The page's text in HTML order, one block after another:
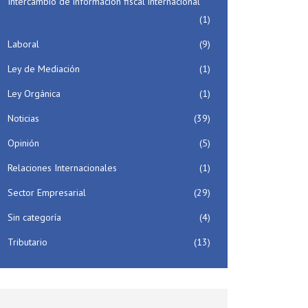
(1)
Laboral
(9)
Ley de Mediación
(1)
Ley Orgánica
(1)
Noticias
(39)
Opinión
(5)
Relaciones Internacionales
(1)
Sector Empresarial
(29)
Sin categoría
(4)
Tributario
(13)